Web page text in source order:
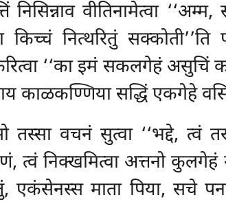
निसिन्नाव वीतिनामेत्वा
किच्चं नित्थरितुं सक्कोती’’ति
‘‘का इमं सकलगेहं असुचिं
काळकण्णिया सद्धिं एकगेहे
तस्सा वचनं सुत्वा ‘‘भद्दे, त्वं
त्वं निक्खमित्वा अत्तनो
एकंसेनस्स माता पिया, सचे